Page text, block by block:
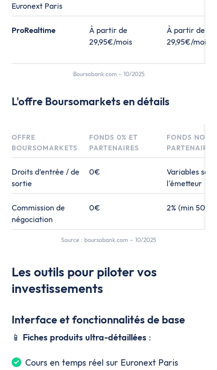
Euronext Paris
ProRealtime
À partir de
29,95€/mois
À partir de
29,95€/mois
Boursobank.com - 10/2025
L'offre Boursomarkets en détails
OFFRE
BOURSOMARKETS
FONDS 0% ET
PARTENAIRES
FONDS NON
PARTENAIRES
Droits d’entrée / de
sortie
0€
Variables
l'émetteur
Commission de
négociation
0€ 2% (min 50€)
Source : boursobank.com – 10/2025
Les outils pour piloter vos
investissements
Interface et fonctionnalités de base
📱 Fiches produits ultra-détaillées :
Cours en temps réel sur Euronext Paris